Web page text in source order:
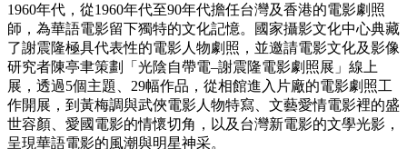
1960年代，從1960年代至90年代擔任台灣及香港的電影劇照
師，為華語電影留下獨特的文化記憶。國家攝影文化中心典藏
了謝震隆極具代表性的電影人物劇照，並邀請電影文化及影像
研究者陳亭聿策劃「光陰自帶電–謝震隆電影劇照展」線上
展，透過5個主題、29幅作品，從相館進入片廠的電影劇照工
作開展，到黃梅調與武俠電影人物特寫、文藝愛情電影裡的盛
世容顏、愛國電影的情懷切角，以及台灣新電影的文學光影，
呈現華語電影的風潮與明星神采。